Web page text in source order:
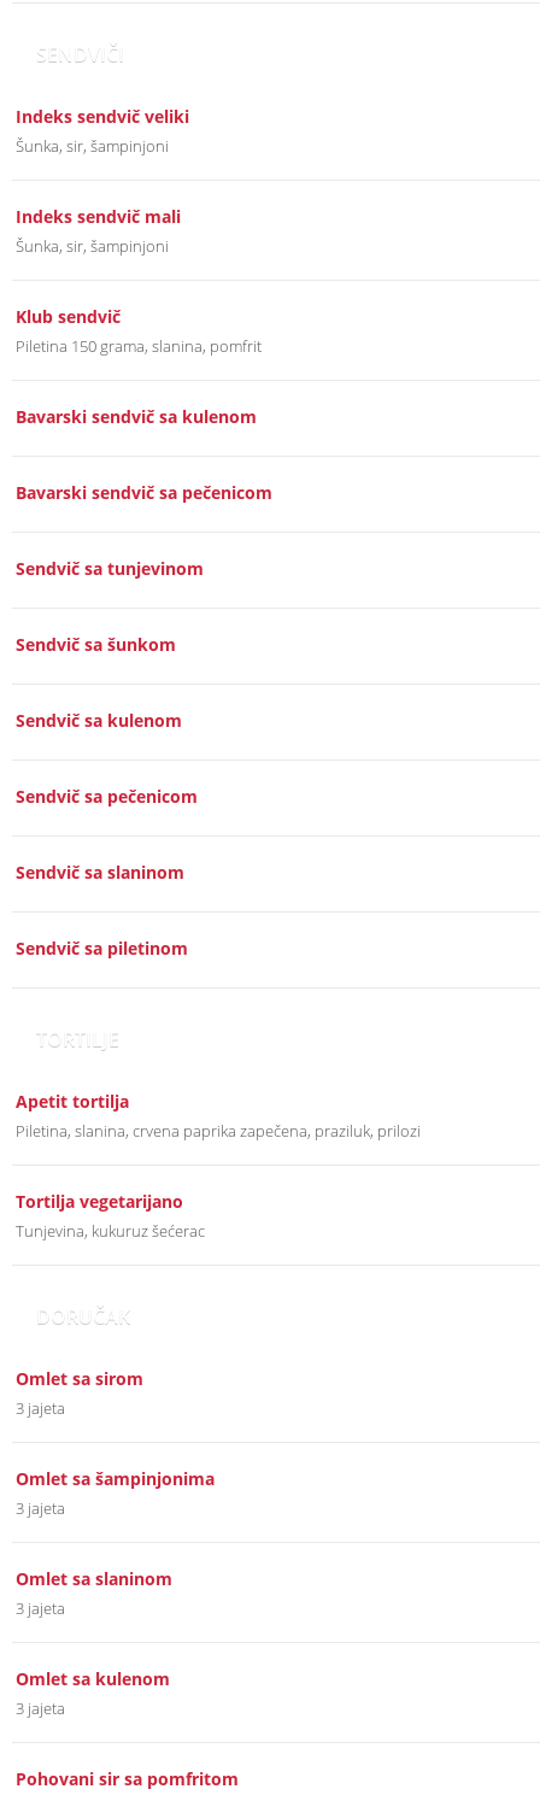
SENDVIČI
Indeks sendvič veliki
Šunka, sir, šampinjoni
Indeks sendvič mali
Šunka, sir, šampinjoni
Klub sendvič
Piletina 150 grama, slanina, pomfrit
Bavarski sendvič sa kulenom
Bavarski sendvič sa pečenicom
Sendvič sa tunjevinom
Sendvič sa šunkom
Sendvič sa kulenom
Sendvič sa pečenicom
Sendvič sa slaninom
Sendvič sa piletinom
TORTILJE
Apetit tortilja
Piletina, slanina, crvena paprika zapečena, praziluk, prilozi
Tortilja vegetarijano
Tunjevina, kukuruz šećerac
DORUČAK
Omlet sa sirom
3 jajeta
Omlet sa šampinjonima
3 jajeta
Omlet sa slaninom
3 jajeta
Omlet sa kulenom
3 jajeta
Pohovani sir sa pomfritom